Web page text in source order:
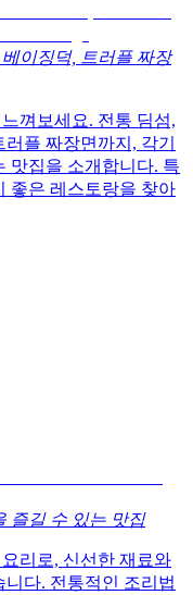
이징덕, 트러플 짜장
껴보세요. 전통 딤섬,
플 짜장면까지, 각기
맛집을 소개합니다. 특
좋은 레스토랑을 찾아
즐길 수 있는 맛집
리로, 신선한 재료와
다. 전통적인 조리법